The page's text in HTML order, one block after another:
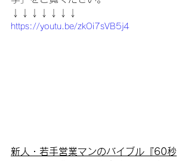
↓↓↓↓↓↓↓
https://youtu.be/zkOi7sVB5j4
新人・若手営業マンのバイブル『60秒